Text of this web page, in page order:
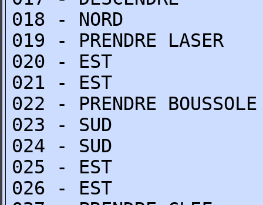
018 - NORD
019 - PRENDRE LASER
020 - EST
021 - EST
022 - PRENDRE BOUSSOLE
023 - SUD
024 - SUD
025 - EST
026 - EST